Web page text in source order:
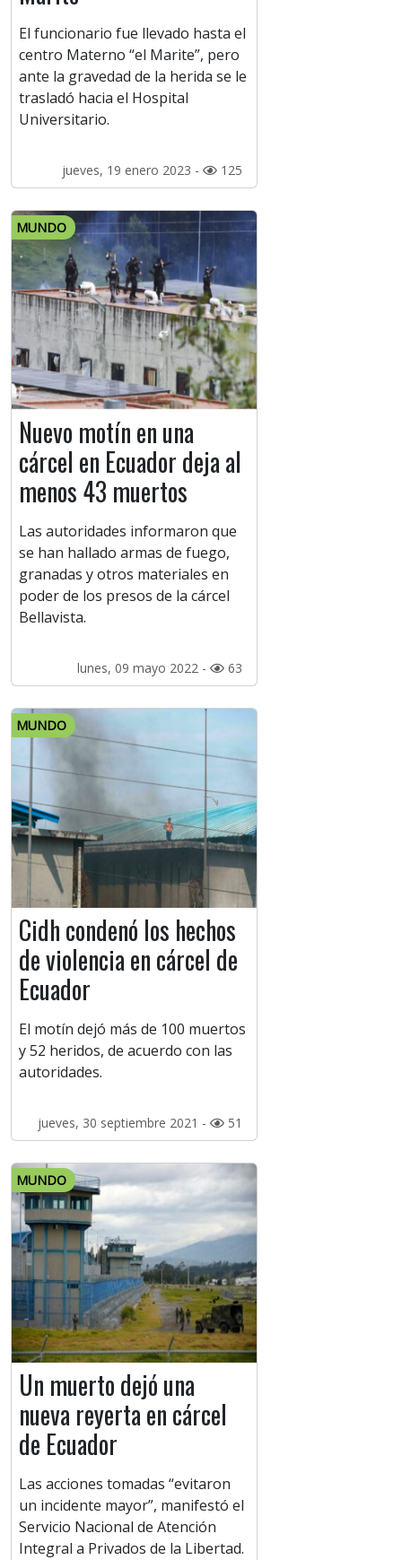
El funcionario fue llevado hasta el
centro Materno “el Marite”, pero
ante la gravedad de la herida se le
trasladó hacia el Hospital
Universitario.
jueves, 19 enero 2023 - 125
MUNDO
Nuevo motín en una
cárcel en Ecuador deja al
menos 43 muertos
Las autoridades informaron que
se han hallado armas de fuego,
granadas y otros materiales en
poder de los presos de la cárcel
Bellavista.
lunes, 09 mayo 2022 - 63
MUNDO
Cidh condenó los hechos
de violencia en cárcel de
Ecuador
El motín dejó más de 100 muertos
y 52 heridos, de acuerdo con las
autoridades.
jueves, 30 septiembre 2021 - 51
MUNDO
Un muerto dejó una
nueva reyerta en cárcel
de Ecuador
Las acciones tomadas “evitaron
un incidente mayor”, manifestó el
Servicio Nacional de Atención
Integral a Privados de la Libertad.